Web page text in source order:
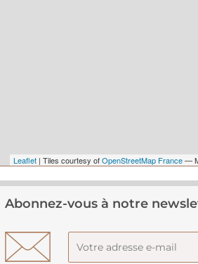
Leaflet| Tiles courtesy ofOpenStreetMap France—
Abonnez-vous à notre